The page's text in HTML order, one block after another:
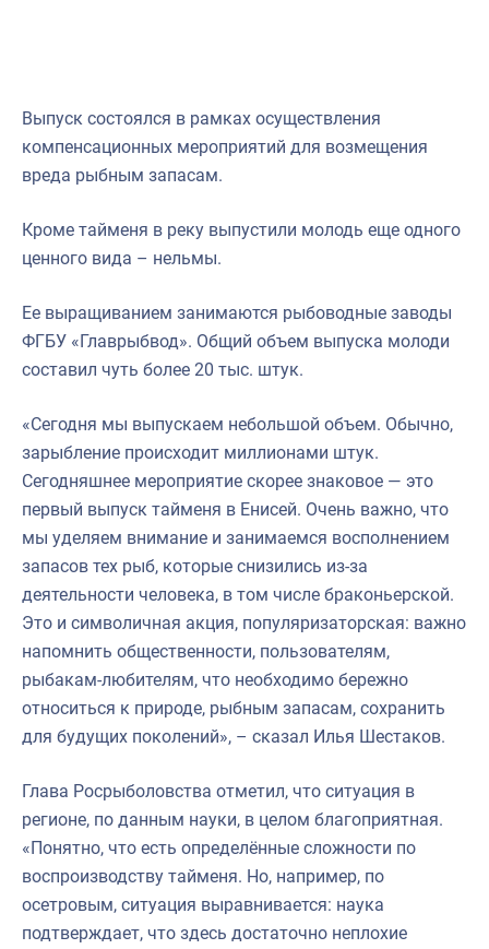
Выпуск состоялся в рамках осуществления
компенсационных мероприятий для возмещения
вреда рыбным запасам.
Кроме тайменя в реку выпустили молодь еще одного
ценного вида – нельмы.
Ее выращиванием занимаются рыбоводные заводы
ФГБУ «Главрыбвод». Общий объем выпуска молоди
составил чуть более 20 тыс. штук.
«Сегодня мы выпускаем небольшой объем. Обычно,
зарыбление происходит миллионами штук.
Сегодняшнее мероприятие скорее знаковое — это
первый выпуск тайменя в Енисей. Очень важно, что
мы уделяем внимание и занимаемся восполнением
запасов тех рыб, которые снизились из-за
деятельности человека, в том числе браконьерской.
Это и символичная акция, популяризаторская: важно
напомнить общественности, пользователям,
рыбакам-любителям, что необходимо бережно
относиться к природе, рыбным запасам, сохранить
для будущих поколений», – сказал Илья Шестаков.
Глава Росрыболовства отметил, что ситуация в
регионе, по данным науки, в целом благоприятная.
«Понятно, что есть определённые сложности по
воспроизводству тайменя. Но, например, по
осетровым, ситуация выравнивается: наука
подтверждает, что здесь достаточно неплохие